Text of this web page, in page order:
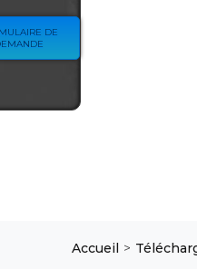
DE
Accueil